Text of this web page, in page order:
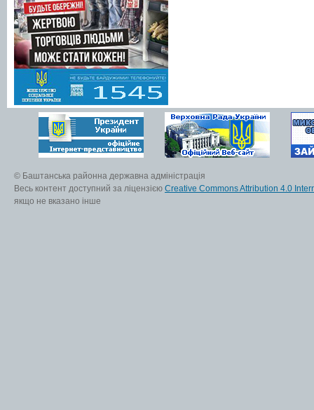
© Баштанська районна державна адміністрація
Весь контент доступний за ліцензією Creative Commons Attribution 4.0
якщо не вказано інше